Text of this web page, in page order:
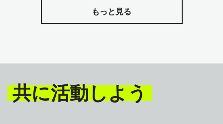
もっと見る
共に活動しよう